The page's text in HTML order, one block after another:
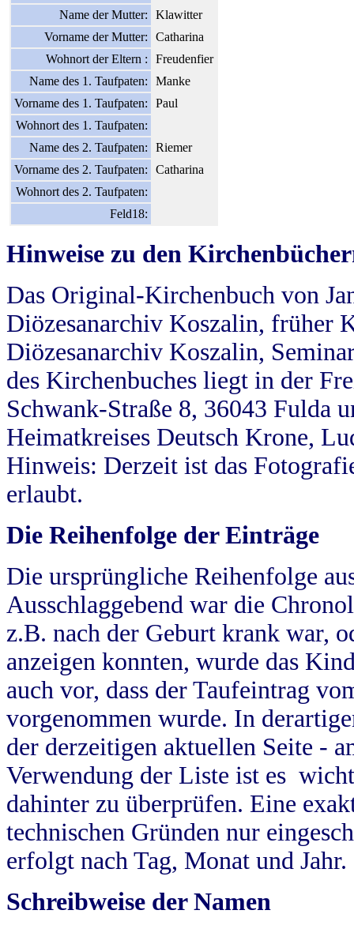
Name der Mutter:
Klawitter
Vorname der Mutter:
Catharina
Wohnort der Eltern :
Freudenfier
Name des 1. Taufpaten:
Manke
Vorname des 1. Taufpaten:
Paul
Wohnort des 1. Taufpaten:
Name des 2. Taufpaten:
Riemer
Vorname des 2. Taufpaten:
Catharina
Wohnort des 2. Taufpaten:
Feld18:
Hinweise zu den
Das Original-Kirchenbuch von
Diözesanarchiv Koszalin, früher
Diözesanarchiv Koszalin,
des Kirchenbuches liegt in der
Schwank-Straße 8, 36043 Fulda
Heimatkreises Deutsch Krone,
Hinweis: Derzeit ist das
erlaubt.
Die Reihenfolge der Einträge
Die ursprüngliche Reihenfolge
Ausschlaggebend war die
z.B. nach der Geburt krank war,
anzeigen konnten, wurde das
auch vor, dass der Taufeintrag
vorgenommen wurde. In
der derzeitigen aktuellen Seite -
Verwendung der Liste ist es
dahinter zu überprüfen. Eine
technischen Gründen nur
erfolgt nach Tag, Monat und Jahr.
Schreibweise der Namen